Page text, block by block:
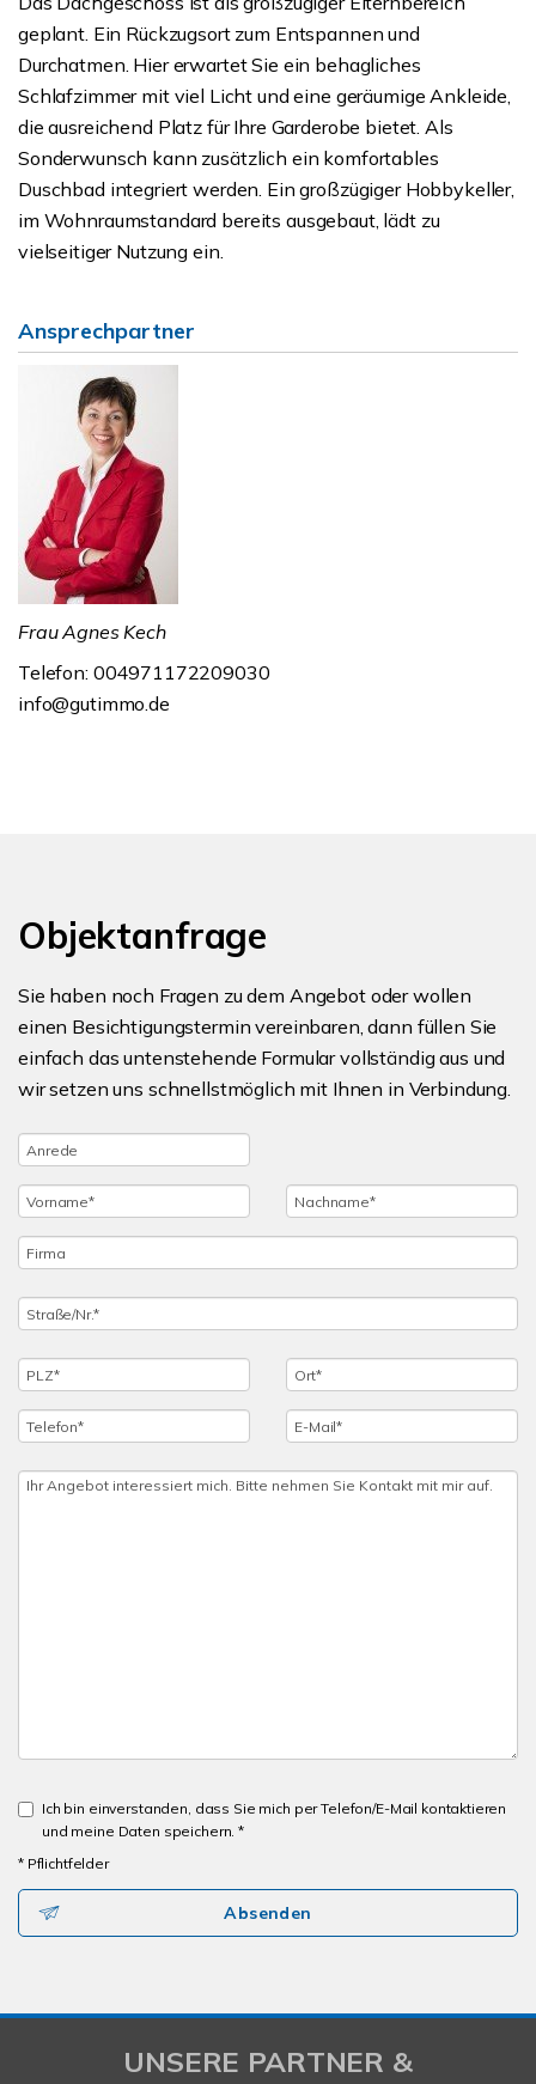
geplant. Ein Rückzugsort zum Entspannen und
Durchatmen. Hier erwartet Sie ein behagliches
Schlafzimmer mit viel Licht und eine geräumige Ankleide,
die ausreichend Platz für Ihre Garderobe bietet. Als
Sonderwunsch kann zusätzlich ein komfortables
Duschbad integriert werden. Ein großzügiger Hobbykeller,
im Wohnraumstandard bereits ausgebaut, lädt zu
vielseitiger Nutzung ein.
Ansprechpartner
Frau Agnes Kech
Telefon: 004971172209030
info@gutimmo.de
Objektanfrage
Sie haben noch Fragen zu dem Angebot oder wollen
einen Besichtigungstermin vereinbaren, dann füllen Sie
einfach das untenstehende Formular vollständig aus und
wir setzen uns schnellstmöglich mit Ihnen in Verbindung.
Ich bin einverstanden, dass Sie mich per Telefon/E-Mail kontaktieren
und meine Daten speichern. *
* Pflichtfelder
Absenden
UNSERE PARTNER &